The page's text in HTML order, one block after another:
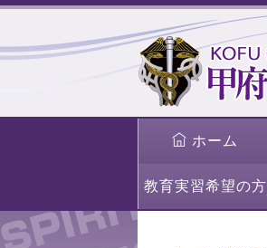
ホーム
教育実習希望の方